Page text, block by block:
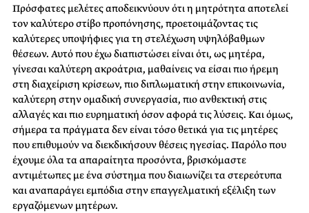
Πρόσφατες μελέτες αποδεικνύουν ότι η μητρότητα αποτελεί
τον καλύτερο στίβο προπόνησης, προετοιμάζοντας τις
καλύτερες υποψήφιες για τη στελέχωση υψηλόβαθμων
θέσεων. Αυτό που έχω διαπιστώσει είναι ότι, ως μητέρα,
γίνεσαι καλύτερη ακροάτρια, μαθαίνεις να είσαι πιο ήρεμη
στη διαχείριση κρίσεων, πιο διπλωματική στην επικοινωνία,
καλύτερη στην ομαδική συνεργασία, πιο ανθεκτική στις
αλλαγές και πιο ευρηματική όσον αφορά τις λύσεις. Και όμως,
σήμερα τα πράγματα δεν είναι τόσο θετικά για τις μητέρες
που επιθυμούν να διεκδικήσουν θέσεις ηγεσίας. Παρόλο που
έχουμε όλα τα απαραίτητα προσόντα, βρισκόμαστε
αντιμέτωπες με ένα σύστημα που διαιωνίζει τα στερεότυπα
και αναπαράγει εμπόδια στην επαγγελματική εξέλιξη των
εργαζόμενων μητέρων.